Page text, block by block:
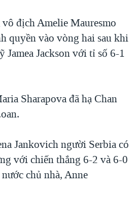
CHÍNH PHỦ VIỆT NAM
SÓNG TRỘM HẢI SÂM
VỌNG TỪ NÔNG THÔN MỸ
địch Amelie Mauresmo
quyền vào vòng hai sau khi
Jackson với tỉ số 6-1
Sharapova đã hạ Chan
Jankovich người Serbia có
với chiến thắng 6-2 và 6-0
chủ nhà, Anne